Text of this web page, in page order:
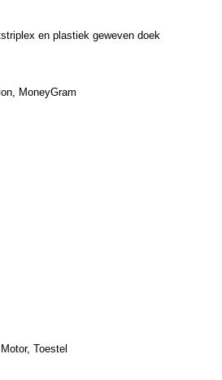
en plastiek geweven doek
MoneyGram
Toestel